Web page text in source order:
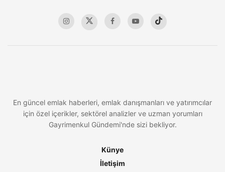
En güncel emlak haberleri, emlak danışmanları ve yatırımcılar
için özel içerikler, sektörel analizler ve uzman yorumları
Gayrimenkul Gündemi'nde sizi bekliyor.
Künye
İletişim